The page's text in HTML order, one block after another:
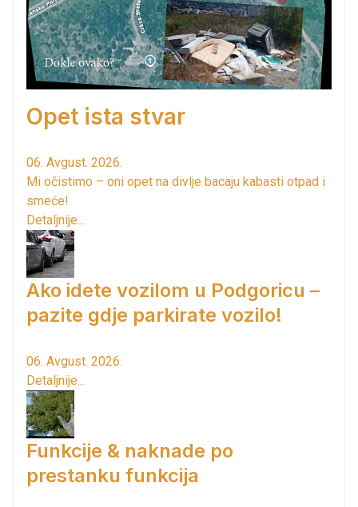
Opet ista stvar
06. Avgust. 2026.
Mi očistimo – oni opet na divlje bacaju kabasti otpad i
smeće!
Detaljnije...
Ako idete vozilom u Podgoricu –
pazite gdje parkirate vozilo!
06. Avgust. 2026.
Detaljnije...
Funkcije & naknade po
prestanku funkcija